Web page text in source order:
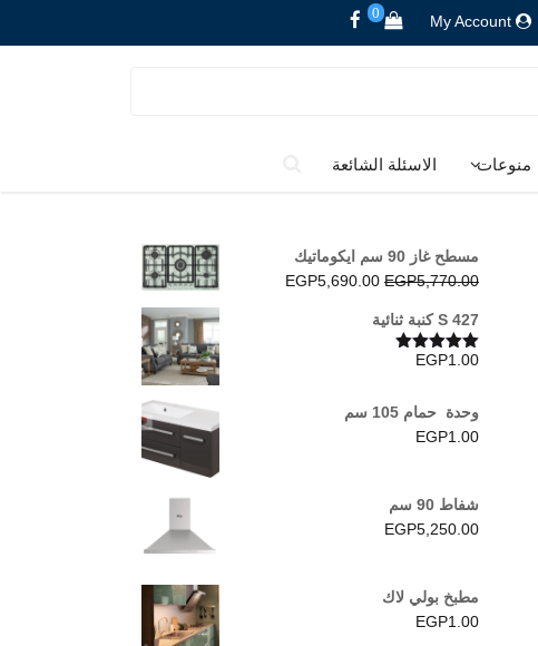
My Account
0
منوعات الاسئلة الشائعة
مسطح غاز 90 سم ايكوماتيك
EGP5,770.00
السعر
هو:
EGP5,690.00
EGP5,690.00.
S 427 كنبة ثنائية
تم التقييم
EGP1.00
وحدة حمام 105 سم
EGP1.00
شفاط 90 سم
EGP5,250.00
مطبخ بولي لاك
EGP1.00